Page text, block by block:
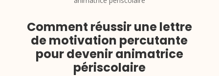
Comment réussir une lettre
de motivation percutante
pour devenir animatrice
périscolaire